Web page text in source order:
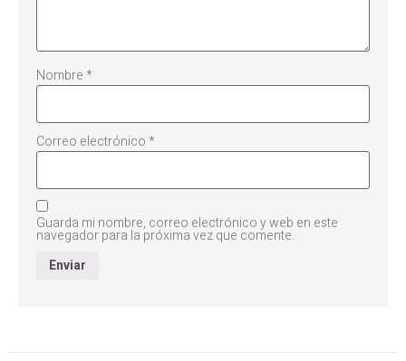
Nombre*
Correo electrónico*
Guarda mi nombre, correo electrónico y web en este
navegador para la próxima vez que comente.